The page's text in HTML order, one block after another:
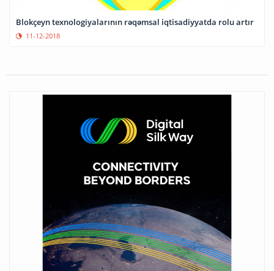
Blokçeyn texnologiyalarının rəqəmsal iqtisadiyyatda rolu artır
11-12-2018